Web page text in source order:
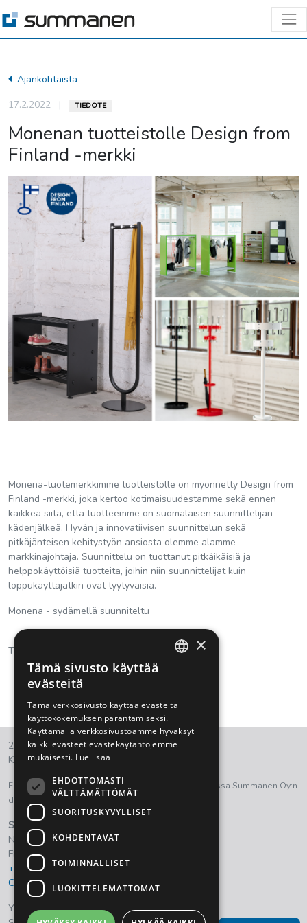
Ajankohtaista
17.2.2022
| TIEDOTE
Monenan tuotteistolle Design from
Finland -merkki
Monena-tuotemerkkimme tuotteistolle on myönnetty Design from
Finland -merkki, joka kertoo kotimaisuudestamme sekä ennen
kaikkea siitä, että tuotteemme on suomalaisen suunnittelijan
kädenjälkeä. Hyvän ja innovatiivisen suunnittelun sekä
pitkäjänteisen kehitystyön ansiosta olemme alamme
markkinajohtaja. Suunnittelu on tuottanut pitkäikäisiä ja
helppokäyttöisiä tuotteita, joihin niin suunnittelijat kuin
loppukäyttäjätkin ovat tyytyväisiä.
Monena - sydämellä suunniteltu
Tutustu Monenan tuotevalikoimaan tästä.
2021 © Summanen Oy.
Kaikki oikeudet pidätetään.
Euroopan aluekehitysrahasto on ollut osana tukemassa Summanen Oy:n
digitalisaation kehittämistyötä.
Summanen Oy
Nostavantie 111
FI- 15820 Lahti, Finland
+358 3 884 150
Ota yhteyttä
Yleiset sopimus- ja toimitusehdot
×
Tämä sivusto käyttää
evästeitä
Tämä verkkosivusto käyttää evästeitä
käyttökokemuksen parantamiseksi.
Käyttämällä verkkosivustoamme hyväksyt
kaikki evästeet evästekäytäntöjemme
mukaisesti. Lue lisää
EHDOTTOMASTI
VÄLTTÄMÄTTÖMÄT
SUORITUSKYVYLLISET
KOHDENTAVAT
TOIMINNALLISET
LUOKITTELEMATTOMAT